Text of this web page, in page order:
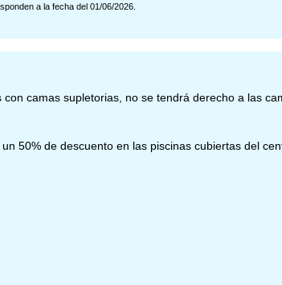
a la fecha del 01/06/2026.
camas supletorias, no se tendrá derecho a las
50% de descuento en las piscinas cubiertas del